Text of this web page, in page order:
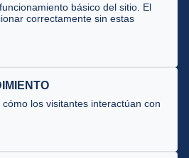
básico del sitio. El
correctamente sin estas
los visitantes interactúan con